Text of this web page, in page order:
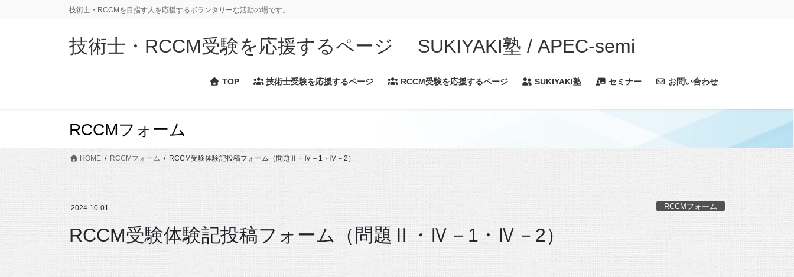
技術士・RCCMを目指す人を応援するボランタリーな活動の場です。
技術士・RCCM受験を応援するページ SUKIYAKI塾 / APEC-semi
TOP 技術士受験を応援するページ RCCM受験を応援するページ SUKIYAKI塾 セミナー お問い合わせ
RCCMフォーム
HOME RCCMフォーム RCCM受験体験記投稿フォーム（問題Ⅱ・Ⅳ－1・Ⅳ－2）
2024-10-01 RCCMフォーム
RCCM受験体験記投稿フォーム（問題Ⅱ・Ⅳ－1・Ⅳ－2）